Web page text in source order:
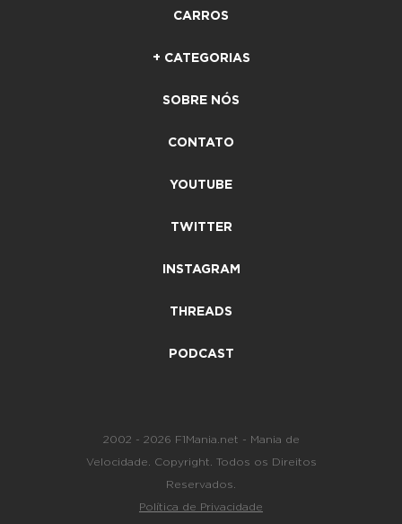
CARROS
+ CATEGORIAS
SOBRE NÓS
CONTATO
YOUTUBE
TWITTER
INSTAGRAM
THREADS
PODCAST
2002 - 2026 F1Mania.net - Mania de
Velocidade. Copyright. Todos os Direitos
Reservados.
Política de Privacidade